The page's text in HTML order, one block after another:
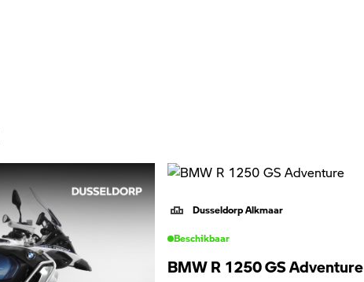
Dusseldorp Alkmaar
Beschikbaar
BMW R 1250 GS Adventure